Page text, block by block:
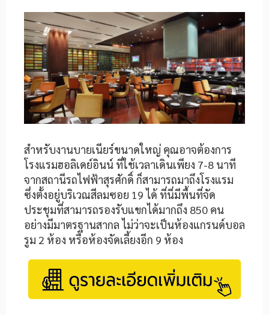
สำหรับงานบายเนียร์ขนาดใหญ่ คุณอาจต้องการ
โรงแรมฮอลิเดย์อินน์ ที่ใช้เวลาเดินเพียง 7-8 นาที
จากสถานีรถไฟฟ้าสุรศักดิ์ ก็สามารถมาถึงโรงแรม
ซึ่งตั้งอยู่บริเวณสีลมซอย 19 ได้ ที่นี่มีพื้นที่จัด
ประชุมที่สามารถรองรับแขกได้มากถึง 850 คน
อย่างมีมาตรฐานสากล ไม่ว่าจะเป็นห้องแกรนด์บอล
รูม 2 ห้อง หรือห้องจัดเลี้ยงอีก 9 ห้อง